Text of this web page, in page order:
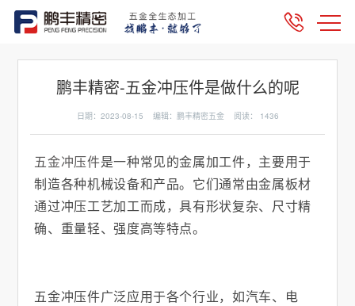
鹏丰精密-五金冲压件是做什么的呢
日期：2023-08-15 编辑：鹏丰精密五金 阅读： 1436
五金冲压件是一种常见的金属加工件，主要用于
制造各种机械设备和产品。它们通常由金属板材
通过冲压工艺加工而成，具有形状复杂、尺寸精
确、重量轻、强度高等特点。
五金冲压件广泛应用于各个行业，如汽车、电